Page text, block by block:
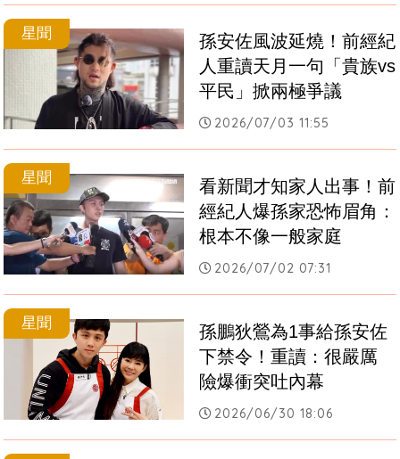
星聞
孫安佐風波延燒！前經紀
人重讀天月一句「貴族vs
平民」掀兩極爭議
2026/07/03 11:55
星聞
看新聞才知家人出事！前
經紀人爆孫家恐怖眉角：
根本不像一般家庭
2026/07/02 07:31
星聞
孫鵬狄鶯為1事給孫安佐
下禁令！重讀：很嚴厲
險爆衝突吐內幕
2026/06/30 18:06